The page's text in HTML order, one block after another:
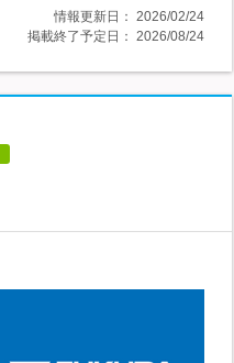
情報更新日： 2026/02/24
掲載終了予定日： 2026/08/24